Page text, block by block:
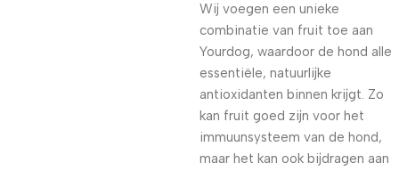
Wij voegen een unieke
combinatie van fruit toe aan
Yourdog, waardoor de hond alle
essentiële, natuurlijke
antioxidanten binnen krijgt. Zo
kan fruit goed zijn voor het
immuunsysteem van de hond,
maar het kan ook bijdragen aan